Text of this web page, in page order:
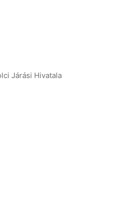
Járási Hivatala